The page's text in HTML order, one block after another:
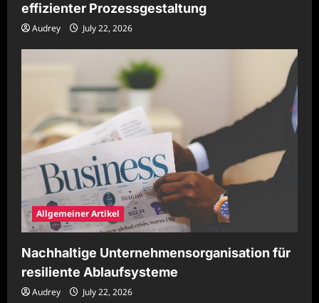
effizienter Prozessgestaltung
Audrey July 22, 2026
Allgemeiner Artikel
Nachhaltige Unternehmensorganisation für
resiliente Ablaufsysteme
Audrey July 22, 2026